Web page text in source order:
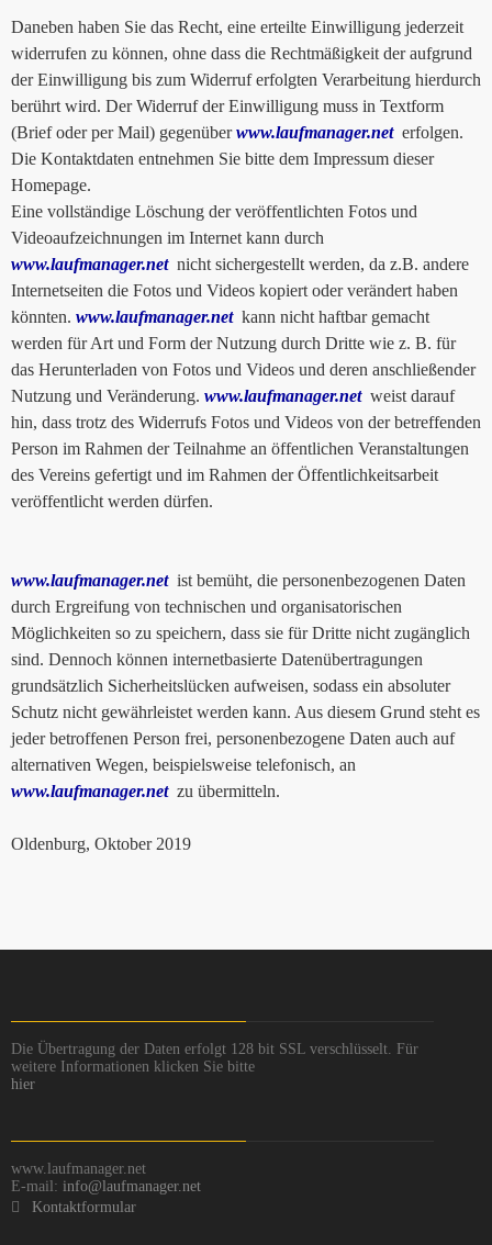
Daneben haben Sie das Recht, eine erteilte Einwilligung jederzeit
widerrufen zu können, ohne dass die Rechtmäßigkeit der aufgrund
der Einwilligung bis zum Widerruf erfolgten Verarbeitung hierdurch
berührt wird. Der Widerruf der Einwilligung muss in Textform
(Brief oder per Mail) gegenüberwww.laufmanager.neterfolgen.
Die Kontaktdaten entnehmen Sie bitte dem Impressum dieser
Homepage.
Eine vollständige Löschung der veröffentlichten Fotos und
Videoaufzeichnungen im Internet kann durch
www.laufmanager.netnicht sichergestellt werden, da z.B. andere
Internetseiten die Fotos und Videos kopiert oder verändert haben
könnten. www.laufmanager.netkann nicht haftbar gemacht
werden für Art und Form der Nutzung durch Dritte wie z. B. für
das Herunterladen von Fotos und Videos und deren anschließender
Nutzung und Veränderung. www.laufmanager.netweist darauf
hin, dass trotz des Widerrufs Fotos und Videos von der betreffenden
Person im Rahmen der Teilnahme an öffentlichen Veranstaltungen
des Vereins gefertigt und im Rahmen der Öffentlichkeitsarbeit
veröffentlicht werden dürfen.
www.laufmanager.netist bemüht, die personenbezogenen Daten
durch Ergreifung von technischen und organisatorischen
Möglichkeiten so zu speichern, dass sie für Dritte nicht zugänglich
sind. Dennoch können internetbasierte Datenübertragungen
grundsätzlich Sicherheitslücken aufweisen, sodass ein absoluter
Schutz nicht gewährleistet werden kann. Aus diesem Grund steht es
jeder betroffenen Person frei, personenbezogene Daten auch auf
alternativen Wegen, beispielsweise telefonisch, an
www.laufmanager.netzu übermitteln.
Oldenburg, Oktober 2019
Die Übertragung der Daten erfolgt 128 bit SSL verschlüsselt. Für
weitere Informationen klicken Sie bitte
hier
www.laufmanager.net
E-mail: info@laufmanager.net
Kontaktformular